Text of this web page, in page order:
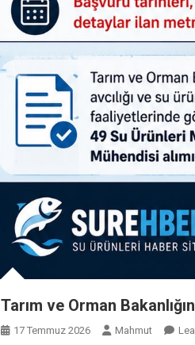
Tarım ve Orman
17 Temmuz 2026 Mahmut